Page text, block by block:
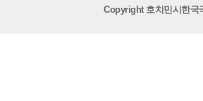
Copyright 호치민시한국